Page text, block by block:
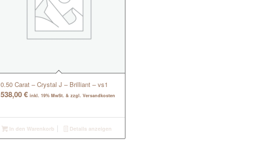
0.50 Carat – Crystal J – Brilliant – vs1
538,00€ inkl. 19% MwSt. & zzgl. Versandkosten
In den Warenkorb Details anzeigen